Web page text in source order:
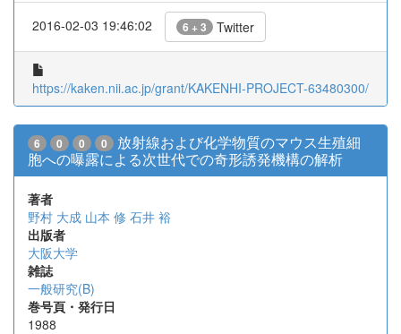
2016-02-03 19:46:02 6 + 3 Twitter
https://kaken.nii.ac.jp/grant/KAKENHI-PROJECT-63480300/
6 0 0 0
放射線および化学物質のマウス生殖細
胞への曝露による次世代での奇形誘発機構の解析
著者
野村 大成 山本 修 石井 裕
出版者
大阪大学
雑誌
一般研究(B)
巻号頁・発行日
1988